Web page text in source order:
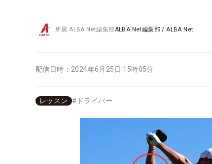
所属ALBA Net編集部ALBA Net編集部 /ALBA Net
配信日時： 2024年6月25日 15時05分
レッスン # ドライバー